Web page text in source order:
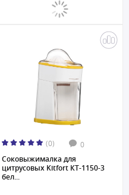
(0) 0
Соковыжималка для
цитрусовых Kitfort КТ-1150-3
бел...